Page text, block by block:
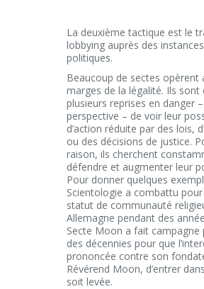
La deuxième tactique est le
lobbying auprès des instances
politiques.
Beaucoup de sectes opèrent
marges de la légalité. Ils sont
plusieurs reprises en danger
perspective – de voir leur
d’action réduite par des lois,
ou des décisions de justice.
raison, ils cherchent
défendre et augmenter leur
Pour donner quelques
Scientologie a combattu
statut de communauté
Allemagne pendant des
Secte Moon a fait campagne
des décennies pour que
prononcée contre son
Révérend Moon, d’entrer
soit levée.